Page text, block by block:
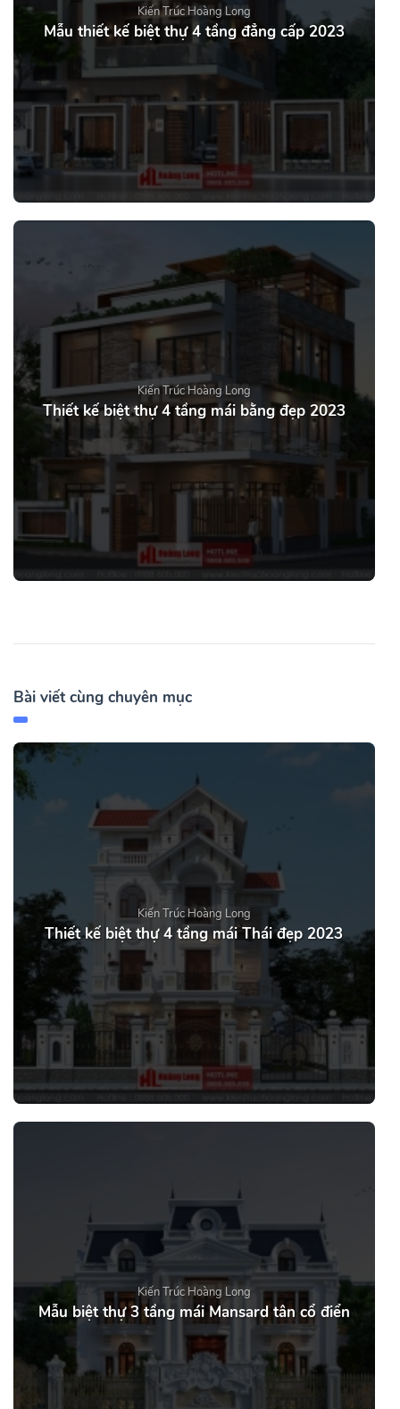
Kiến Trúc Hoàng Long
Mẫu thiết kế biệt thự 4 tầng đẳng cấp 2023
Kiến Trúc Hoàng Long
Thiết kế biệt thự 4 tầng mái bằng đẹp 2023
Bài viết cùng chuyên mục
Kiến Trúc Hoàng Long
Thiết kế biệt thự 4 tầng mái Thái đẹp 2023
Kiến Trúc Hoàng Long
Mẫu biệt thự 3 tầng mái Mansard tân cổ điển